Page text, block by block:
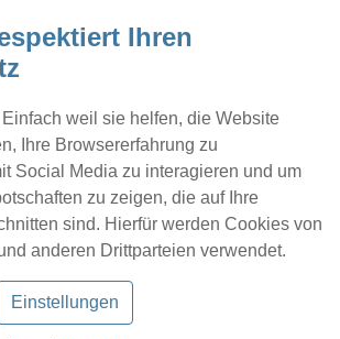
Ihren
weil sie helfen, die Website
Ihre Browsererfahrung zu
Social Media zu interagieren und um
zu zeigen, die auf Ihre
sind. Hierfür werden Cookies von
anderen Drittparteien verwendet.
Einstellungen
Location eintragen Profil